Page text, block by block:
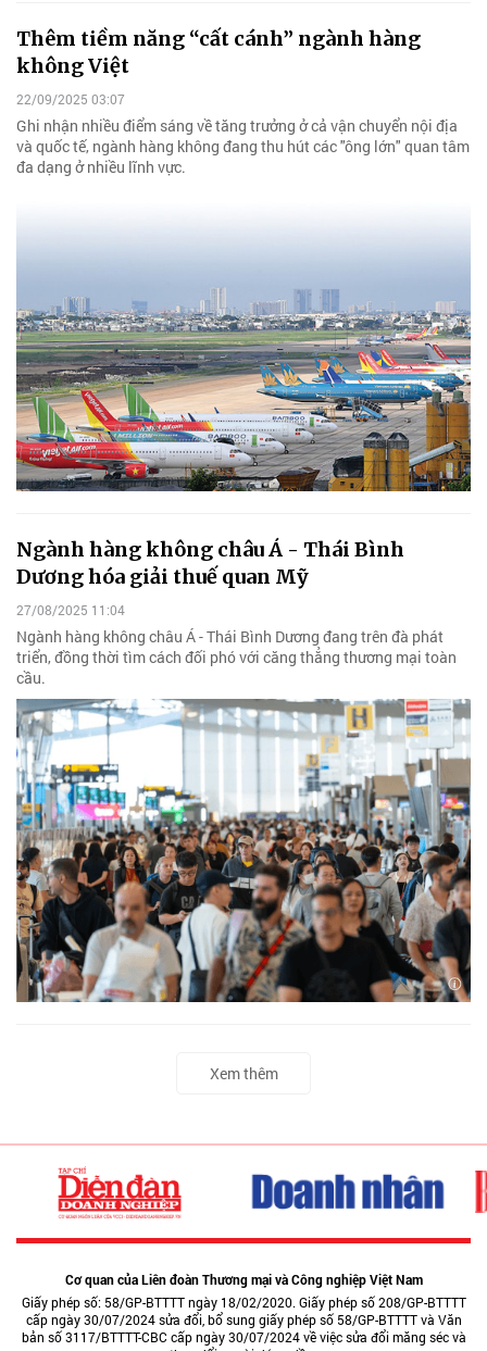
Thêm tiềm năng “cất cánh” ngành hàng
không Việt
22/09/2025 03:07
Ghi nhận nhiều điểm sáng về tăng trưởng ở cả vận chuyển nội địa
và quốc tế, ngành hàng không đang thu hút các "ông lớn" quan tâm
đa dạng ở nhiều lĩnh vực.
Ngành hàng không châu Á - Thái Bình
Dương hóa giải thuế quan Mỹ
27/08/2025 11:04
Ngành hàng không châu Á - Thái Bình Dương đang trên đà phát
triển, đồng thời tìm cách đối phó với căng thẳng thương mại toàn
cầu.
Xem thêm
Cơ quan của Liên đoàn Thương mại và Công nghiệp Việt Nam
Giấy phép số: 58/GP-BTTTT ngày 18/02/2020. Giấy phép số 208/GP-BTTTT
cấp ngày 30/07/2024 sửa đổi, bổ sung giấy phép số 58/GP-BTTTT và Văn
bản số 3117/BTTTT-CBC cấp ngày 30/07/2024 về việc sửa đổi măng séc và